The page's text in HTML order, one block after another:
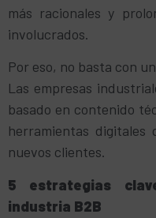
más racionales y
involucrados.
Por eso, no basta con
Las empresas
basado en contenido
herramientas digitales
nuevos clientes.
5 estrategias
industria B2B